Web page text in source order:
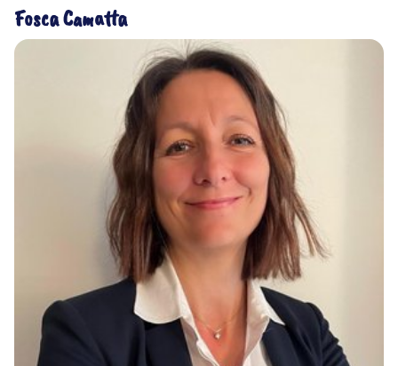
我們的網絡
我們的社區
Fosca Camatta